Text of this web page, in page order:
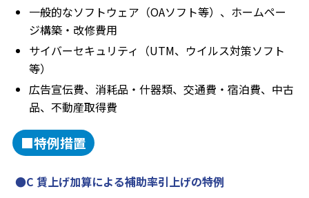
一般的なソフトウェア（OAソフト等）、ホームペー
ジ構築・改修費用
サイバーセキュリティ（UTM、ウイルス対策ソフト
等）
広告宣伝費、消耗品・什器類、交通費・宿泊費、中古
品、不動産取得費
■特例措置
●C 賃上げ加算による補助率引上げの特例